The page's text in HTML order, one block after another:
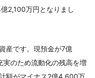
2,100万円となりまし
産です。現預金が7億
のため流動化の残高を増
額がマイナス2億4,600万